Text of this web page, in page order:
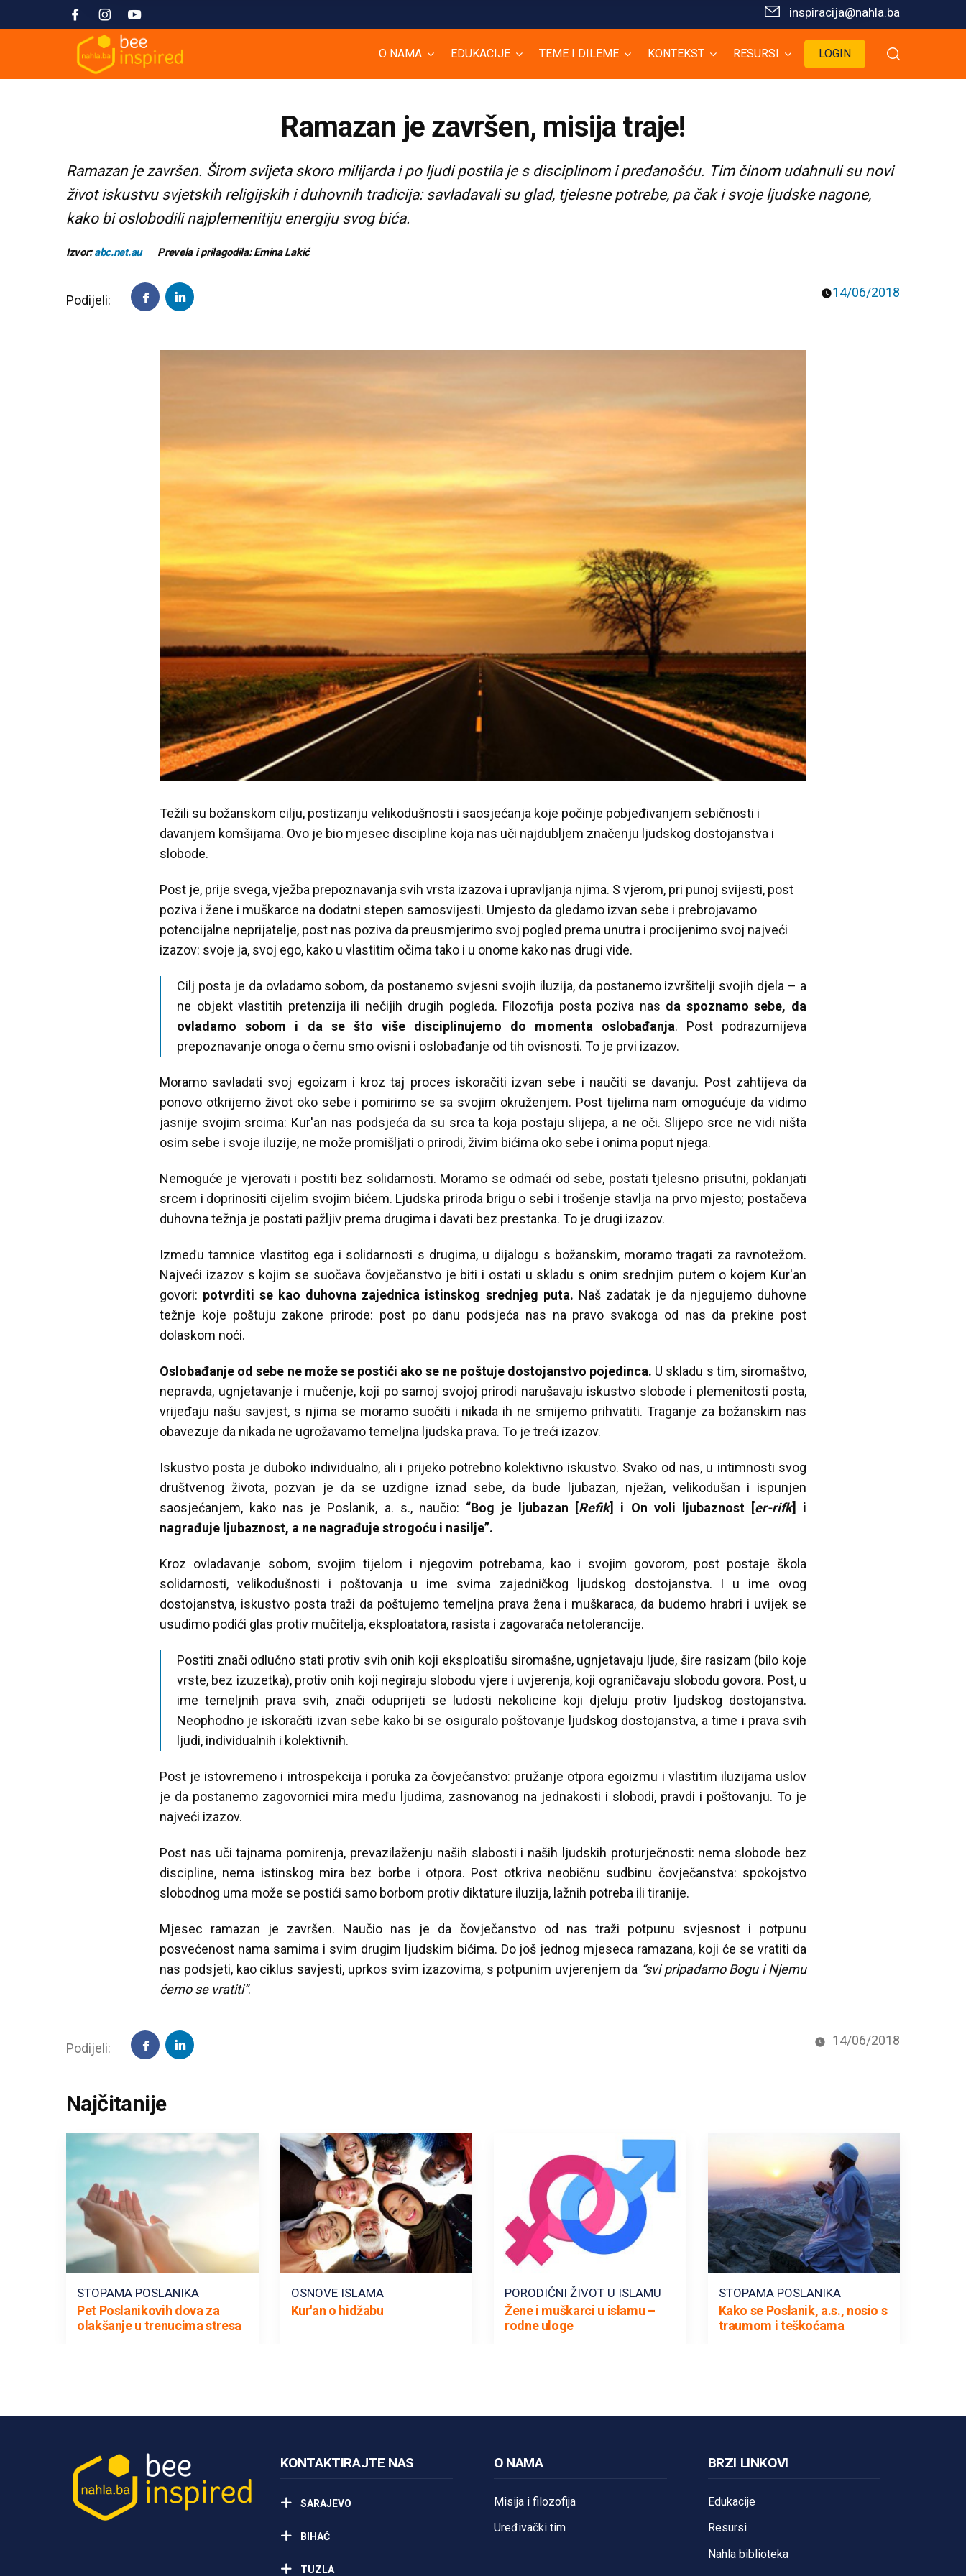
inspiracija@nahla.bа
O NAMA EDUKACIJE TEME I DILEME KONTEKST RESURSI LOGIN
Ramazan je završen, misija traje!
Ramazan je završen. Širom svijeta skoro milijarda i po ljudi postila je s disciplinom i predanošću. Tim činom udahnuli su novi
život iskustvu svjetskih religijskih i duhovnih tradicija: savladavali su glad, tjelesne potrebe, pa čak i svoje ljudske nagone,
kako bi oslobodili najplemenitiju energiju svog bića.
Izvor:abc.net.au Prevela i prilagodila: Emina Lakić
Podijeli: 14/06/2018
Težili su božanskom cilju, postizanju velikodušnosti i saosjećanja koje počinje pobjeđivanjem sebičnosti i
davanjem komšijama. Ovo je bio mjesec discipline koja nas uči najdubljem značenju ljudskog dostojanstva i
slobode.
Post je, prije svega, vježba prepoznavanja svih vrsta izazova i upravljanja njima. S vjerom, pri punoj svijesti, post
poziva i žene i muškarce na dodatni stepen samosvijesti. Umjesto da gledamo izvan sebe i prebrojavamo
potencijalne neprijatelje, post nas poziva da preusmjerimo svoj pogled prema unutra i procijenimo svoj najveći
izazov: svoje ja, svoj ego, kako u vlastitim očima tako i u onome kako nas drugi vide.
Cilj posta je da ovladamo sobom, da postanemo svjesni svojih iluzija, da postanemo izvršitelji svojih djela – a
ne objekt vlastitih pretenzija ili nečijih drugih pogleda. Filozofija posta poziva nas da spoznamo sebe, da
ovladamo sobom i da se što više disciplinujemo do momenta oslobađanja. Post podrazumijeva
prepoznavanje onoga o čemu smo ovisni i oslobađanje od tih ovisnosti. To je prvi izazov.
Moramo savladati svoj egoizam i kroz taj proces iskoračiti izvan sebe i naučiti se davanju. Post zahtijeva da
ponovo otkrijemo život oko sebe i pomirimo se sa svojim okruženjem. Post tijelima nam omogućuje da vidimo
jasnije svojim srcima: Kur'an nas podsjeća da su srca ta koja postaju slijepa, a ne oči. Slijepo srce ne vidi ništa
osim sebe i svoje iluzije, ne može promišljati o prirodi, živim bićima oko sebe i onima poput njega.
Nemoguće je vjerovati i postiti bez solidarnosti. Moramo se odmaći od sebe, postati tjelesno prisutni, poklanjati
srcem i doprinositi cijelim svojim bićem. Ljudska priroda brigu o sebi i trošenje stavlja na prvo mjesto; postačeva
duhovna težnja je postati pažljiv prema drugima i davati bez prestanka. To je drugi izazov.
Između tamnice vlastitog ega i solidarnosti s drugima, u dijalogu s božanskim, moramo tragati za ravnotežom.
Najveći izazov s kojim se suočava čovječanstvo je biti i ostati u skladu s onim srednjim putem o kojem Kur'an
govori: potvrditi se kao duhovna zajednica istinskog srednjeg puta. Naš zadatak je da njegujemo duhovne
težnje koje poštuju zakone prirode: post po danu podsjeća nas na pravo svakoga od nas da prekine post
dolaskom noći.
Oslobađanje od sebe ne može se postići ako se ne poštuje dostojanstvo pojedinca. U skladu s tim, siromaštvo,
nepravda, ugnjetavanje i mučenje, koji po samoj svojoj prirodi narušavaju iskustvo slobode i plemenitosti posta,
vrijeđaju našu savjest, s njima se moramo suočiti i nikada ih ne smijemo prihvatiti. Traganje za božanskim nas
obavezuje da nikada ne ugrožavamo temeljna ljudska prava. To je treći izazov.
Iskustvo posta je duboko individualno, ali i prijeko potrebno kolektivno iskustvo. Svako od nas, u intimnosti svog
društvenog života, pozvan je da se uzdigne iznad sebe, da bude ljubazan, nježan, velikodušan i ispunjen
saosjećanjem, kako nas je Poslanik, a. s., naučio: “Bog je ljubazan [Refik] i On voli ljubaznost [er-rifk] i
nagrađuje ljubaznost, a ne nagrađuje strogoću i nasilje”.
Kroz ovladavanje sobom, svojim tijelom i njegovim potrebama, kao i svojim govorom, post postaje škola
solidarnosti, velikodušnosti i poštovanja u ime svima zajedničkog ljudskog dostojanstva. I u ime ovog
dostojanstva, iskustvo posta traži da poštujemo temeljna prava žena i muškaraca, da budemo hrabri i uvijek se
usudimo podići glas protiv mučitelja, eksploatatora, rasista i zagovarača netolerancije.
Postiti znači odlučno stati protiv svih onih koji eksploatišu siromašne, ugnjetavaju ljude, šire rasizam (bilo koje
vrste, bez izuzetka), protiv onih koji negiraju slobodu vjere i uvjerenja, koji ograničavaju slobodu govora. Post, u
ime temeljnih prava svih, znači oduprijeti se ludosti nekolicine koji djeluju protiv ljudskog dostojanstva.
Neophodno je iskoračiti izvan sebe kako bi se osiguralo poštovanje ljudskog dostojanstva, a time i prava svih
ljudi, individualnih i kolektivnih.
Post je istovremeno i introspekcija i poruka za čovječanstvo: pružanje otpora egoizmu i vlastitim iluzijama uslov
je da postanemo zagovornici mira među ljudima, zasnovanog na jednakosti i slobodi, pravdi i poštovanju. To je
najveći izazov.
Post nas uči tajnama pomirenja, prevazilaženju naših slabosti i naših ljudskih proturječnosti: nema slobode bez
discipline, nema istinskog mira bez borbe i otpora. Post otkriva neobičnu sudbinu čovječanstva: spokojstvo
slobodnog uma može se postići samo borbom protiv diktature iluzija, lažnih potreba ili tiranije.
Mjesec ramazan je završen. Naučio nas je da čovječanstvo od nas traži potpunu svjesnost i potpunu
posvećenost nama samima i svim drugim ljudskim bićima. Do još jednog mjeseca ramazana, koji će se vratiti da
nas podsjeti, kao ciklus savjesti, uprkos svim izazovima, s potpunim uvjerenjem da “svi pripadamo Bogu i Njemu
ćemo se vratiti”.
Podijeli: 14/06/2018
Najčitanije
STOPAMA POSLANIKA
Pet Poslanikovih dova za
olakšanje u trenucima stresa
OSNOVE ISLAMA
Kur'an o hidžabu
PORODIČNI ŽIVOT U ISLAMU
Žene i muškarci u islamu –
rodne uloge
STOPAMA POSLANIKA
Kako se Poslanik, a.s., nosio s
traumom i teškoćama
KONTAKTIRAJTE NAS
SARAJEVO
BIHAĆ
TUZLA
O NAMA
Misija i filozofija
Uređivački tim
BRZI LINKOVI
Edukacije
Resursi
Nahla biblioteka